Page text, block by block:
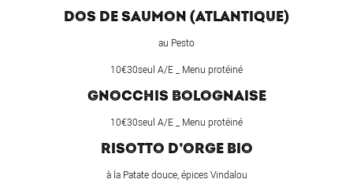
TRAITEUR
CONTACTEZ-NOUS !
DOS DE SAUMON (ATLANTIQUE)
au Pesto
10€30seul A/E _ Menu protéiné
GNOCCHIS BOLOGNAISE
10€30seul A/E _ Menu protéiné
RISOTTO D’ORGE BIO
à la Patate douce, épices Vindalou